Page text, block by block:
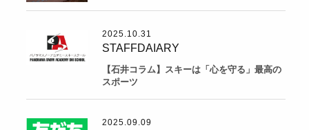
2025.10.31
STAFFDAIARY
【石井コラム】スキーは「心を守る」最高の
スポーツ
2025.09.09